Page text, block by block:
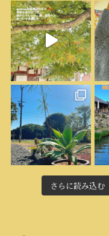
さらに読み込む